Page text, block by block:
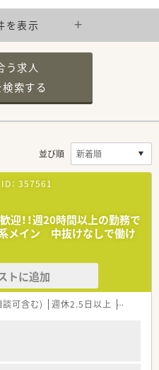
を表示
う求人
検索する
並び順
： 357561
迎！！週20時間以上の勤務で
メイン 中抜けなしで働け
トに追加
可含む) 週休2.5日以上 週32h以